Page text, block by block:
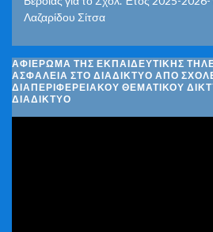
Λαζαρίδου Σίτσα
ΑΦΙΈΡΩΜΑ ΤΗΣ ΕΚΠΑΙΔΕΥΤΙΚΉΣ
ΑΣΦΆΛΕΙΑ ΣΤΟ ΔΙΑΔΊΚΤΥΟ ΑΠΌ
ΔΙΑΠΕΡΙΦΕΡΕΙΑΚΟΎ ΘΕΜΑΤΙΚΟΎ
ΔΙΑΔΊΚΤΥΟ